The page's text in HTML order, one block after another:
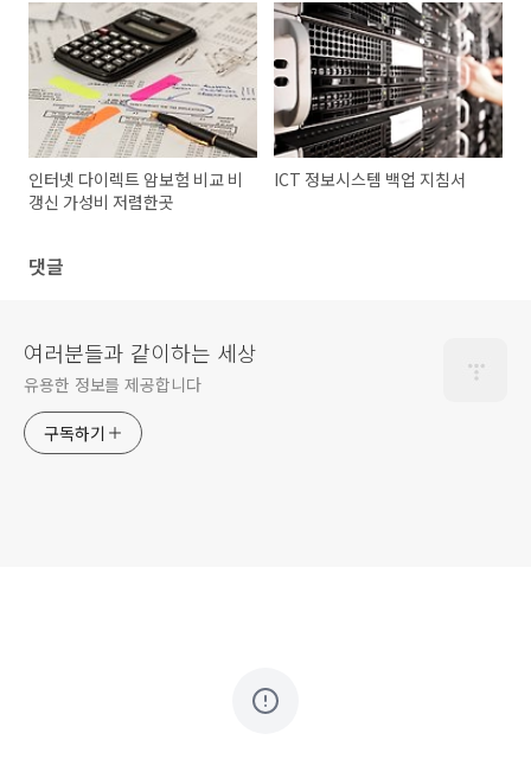
인터넷 다이렉트 암보험 비교 비
갱신 가성비 저렴한곳
ICT 정보시스템 백업 지침서
댓글
여러분들과 같이하는 세상
유용한 정보를 제공합니다
구독하기